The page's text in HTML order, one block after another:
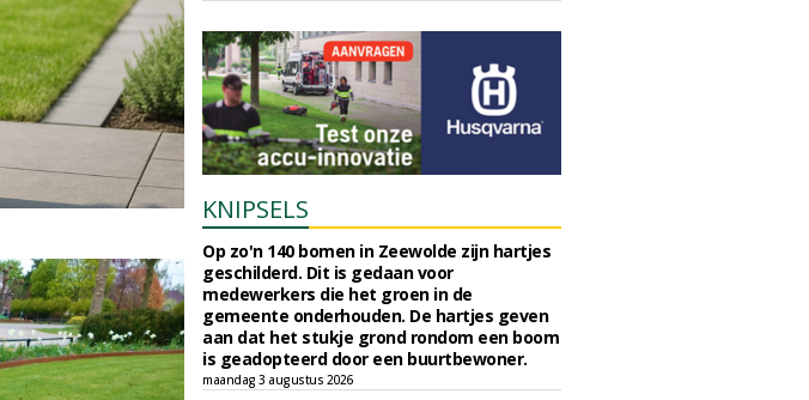
KNIPSELS
Op zo'n 140 bomen in Zeewolde zijn hartjes
geschilderd. Dit is gedaan voor
medewerkers die het groen in de
gemeente onderhouden. De hartjes geven
aan dat het stukje grond rondom een boom
is geadopteerd door een buurtbewoner.
maandag 3 augustus 2026